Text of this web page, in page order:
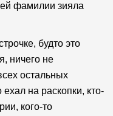
фамилии зияла
будто это
ничего не
остальных
ехал на раскопки, кто-
кого-то